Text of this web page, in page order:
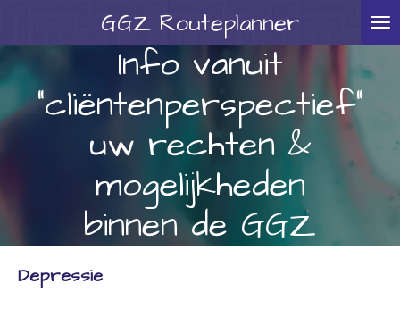
direct
hoofdinhoud
GGZRouteplanner
Info vanuit
"cliëntenperspectief"
uw rechten &
mogelijkheden
binnen de GGZ
Depressie